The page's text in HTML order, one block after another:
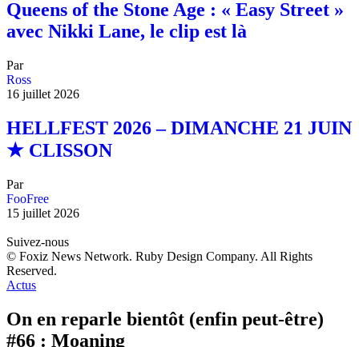
Queens of the Stone Age : « Easy Street »
avec Nikki Lane, le clip est là
Par
Ross
16 juillet 2026
HELLFEST 2026 – DIMANCHE 21 JUIN
★ CLISSON
Par
FooFree
15 juillet 2026
Suivez-nous
© Foxiz News Network. Ruby Design Company. All Rights
Reserved.
Actus
On en reparle bientôt (enfin peut-être)
#66 : Moaning